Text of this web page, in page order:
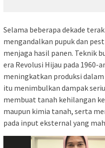
Selama beberapa dekade
mengandalkan pupuk dan
menjaga hasil panen. Teknik
era Revolusi Hijau pada 1960-
meningkatkan produksi
itu menimbulkan dampak
membuat tanah kehilangan
maupun kimia tanah, serta
pada input eksternal yang